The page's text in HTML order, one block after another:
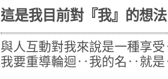
這是我目前對『我』的想
與人互動對我來說是一種享
我要重導輪迴‥我的名‥就